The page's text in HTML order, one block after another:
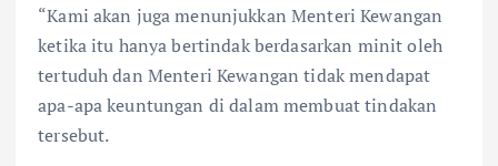
“Kami akan juga menunjukkan Menteri Kewangan
ketika itu hanya bertindak berdasarkan minit oleh
tertuduh dan Menteri Kewangan tidak mendapat
apa-apa keuntungan di dalam membuat tindakan
tersebut.